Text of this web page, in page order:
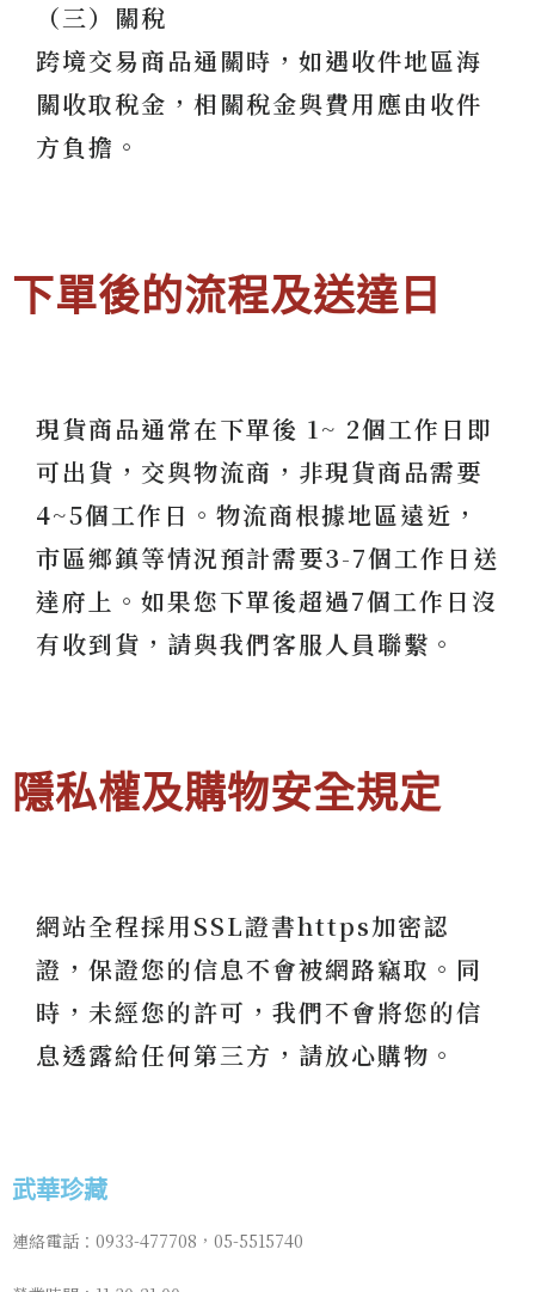
（三）關稅
跨境交易商品通關時，如遇收件地區海
關收取稅金，相關稅金與費用應由收件
方負擔。
下單後的流程及送達日
現貨商品通常在下單後 1~ 2個工作日即
可出貨，交與物流商，非現貨商品需要
4~5個工作日。物流商根據地區遠近，
市區鄉鎮等情況預計需要3-7個工作日送
達府上。如果您下單後超過7個工作日沒
有收到貨，請與我們客服人員聯繫。
隱私權及購物安全規定
網站全程採用SSL證書https加密認
證，保證您的信息不會被網路竊取。同
時，未經您的許可，我們不會將您的信
息透露給任何第三方，請放心購物。
武華珍藏
連絡電話：0933-477708，05-5515740